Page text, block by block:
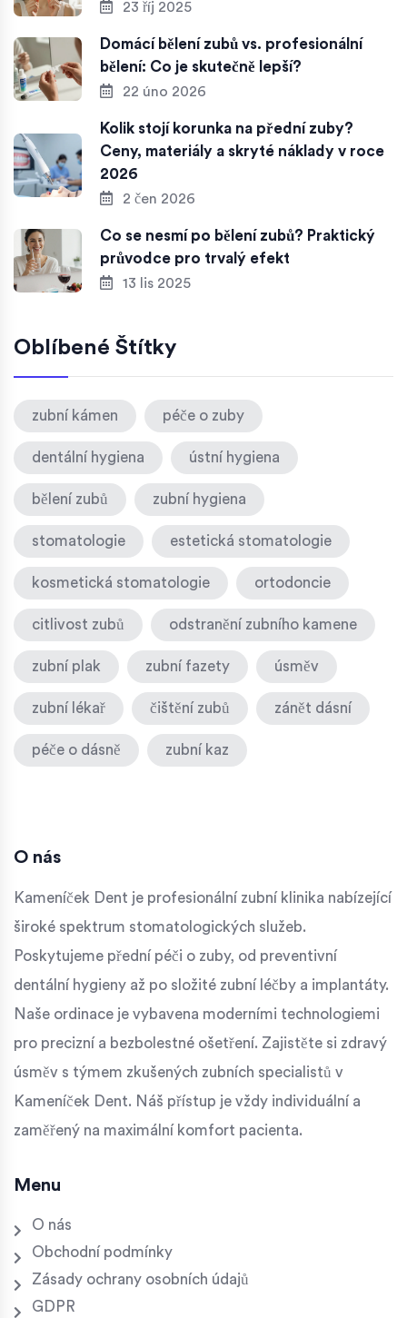
23 říj 2025
Domácí bělení zubů vs. profesionální
bělení: Co je skutečně lepší?
22 úno 2026
Kolik stojí korunka na přední zuby?
Ceny, materiály a skryté náklady v roce
2026
2 čen 2026
Co se nesmí po bělení zubů? Praktický
průvodce pro trvalý efekt
13 lis 2025
Oblíbené Štítky
zubní kámen péče o zuby
dentální hygiena ústní hygiena
bělení zubů zubní hygiena
stomatologie estetická stomatologie
kosmetická stomatologie ortodoncie
citlivost zubů odstranění zubního kamene
zubní plak zubní fazety úsměv
zubní lékař čištění zubů zánět dásní
péče o dásně zubní kaz
O nás
Kameníček Dent je profesionální zubní klinika nabízející
široké spektrum stomatologických služeb.
Poskytujeme přední péči o zuby, od preventivní
dentální hygieny až po složité zubní léčby a implantáty.
Naše ordinace je vybavena moderními technologiemi
pro precizní a bezbolestné ošetření. Zajistěte si zdravý
úsměv s týmem zkušených zubních specialistů v
Kameníček Dent. Náš přístup je vždy individuální a
zaměřený na maximální komfort pacienta.
Menu
O nás
Obchodní podmínky
Zásady ochrany osobních údajů
GDPR